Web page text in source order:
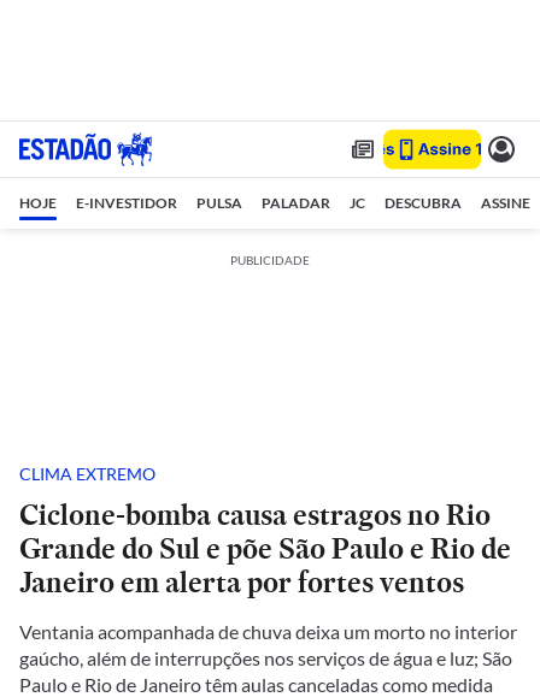
HOJE E-INVESTIDOR PULSA PALADAR JC DESCUBRA ASSINE
PUBLICIDADE
CLIMA EXTREMO
Ciclone-bomba causa estragos no Rio
Grande do Sul e põe São Paulo e Rio de
Janeiro em alerta por fortes ventos
Ventania acompanhada de chuva deixa um morto no interior
gaúcho, além de interrupções nos serviços de água e luz; São
Paulo e Rio de Janeiro têm aulas canceladas como medida